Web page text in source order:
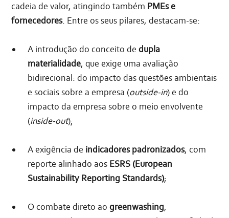
cadeia de valor, atingindo também PMEs e
fornecedores. Entre os seus pilares, destacam-se:
A introdução do conceito dedupla
materialidade, que exige uma avaliação
bidirecional: do impacto das questões ambientais
e sociais sobre a empresa (outside-in) e do
impacto da empresa sobre o meio envolvente
(inside-out);
A exigência de indicadores padronizados, com
reporte alinhado aos ESRS (European
Sustainability Reporting Standards);
O combate direto aogreenwashing,